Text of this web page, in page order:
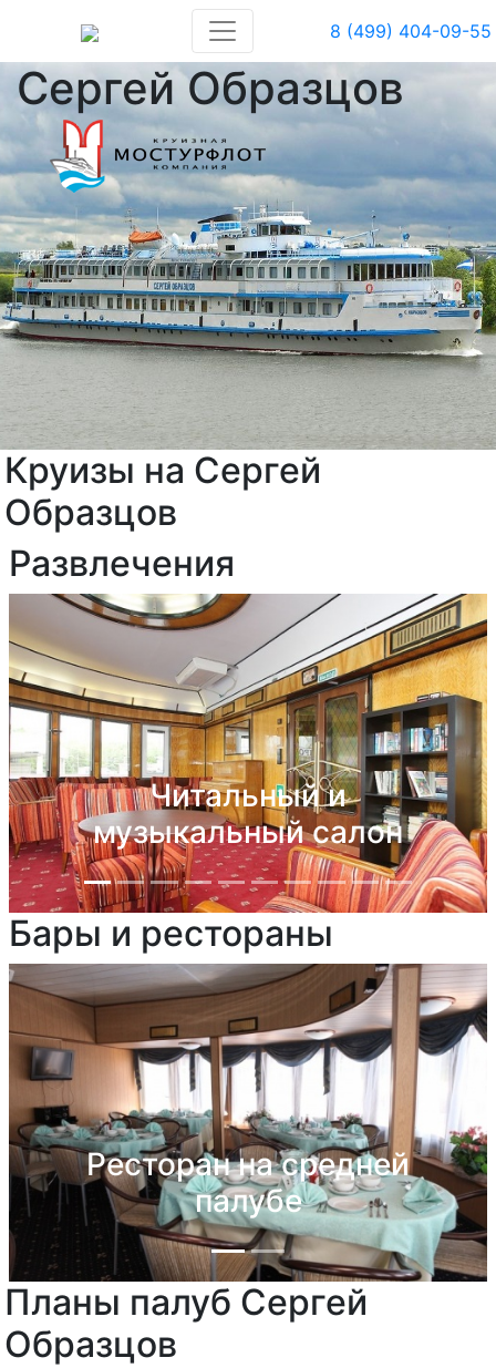
8 (499) 404-09-55
Сергей Образцов
Круизы на Сергей
Образцов
Развлечения
Читальный и
музыкальный салон
Previous
Next
Бары и рестораны
Ресторан на средней
палубе
Previous
Next
Планы палуб Сергей
Образцов